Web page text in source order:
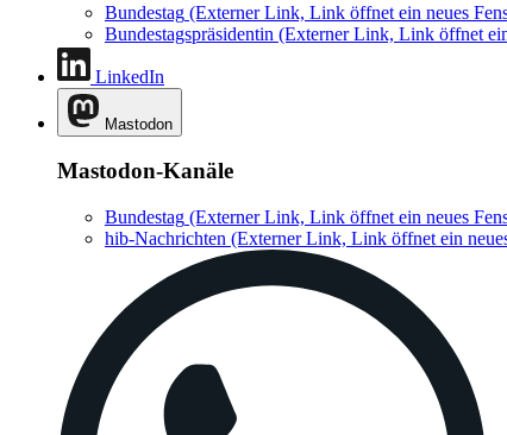
Bundestag (Externer Link, Link öffnet ein neues
Bundestagspräsidentin (Externer Link, Link öffnet
LinkedIn
Mastodon
Mastodon-Kanäle
Bundestag (Externer Link, Link öffnet ein neues
hib-Nachrichten (Externer Link, Link öffnet ein